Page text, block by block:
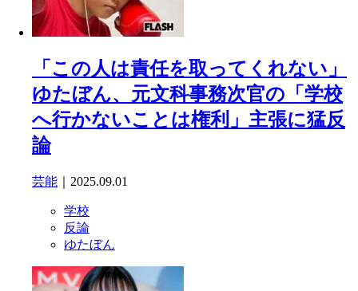
「この人は責任を取ってくれない」
ゆたぼん、元文科事務次官の「学校
へ行かないことは権利」主張に猛反
論
芸能 ｜2025.09.01
学校
反論
ゆたぼん